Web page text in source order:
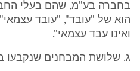
בחברה בע"מ, שהם בעלי
הוא של "עובד", "עובד
ואינו עבד עצמאי".
ג. שלושת המבחנים שנקבעו